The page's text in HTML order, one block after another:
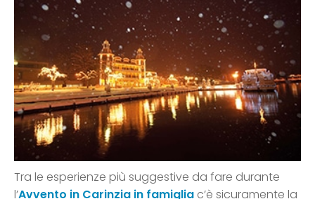
Tra le esperienze più suggestive da fare durante
l’Avvento in Carinzia in famiglia c’è sicuramente la